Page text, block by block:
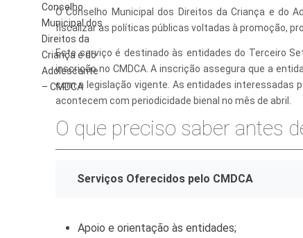
Finanças
Governo
Inclusão
Conselho
Municipal dos
Direitos da
Criança e do
Adolescente
– CMDCA
O Conselho Municipal dos Direitos da Criança e do
fiscalizar as políticas públicas voltadas à promoção,
Este serviço é destinado às entidades do Terceiro
inscrição no CMDCA. A inscrição assegura que a
com a legislação vigente. As entidades interessadas
acontecem com periodicidade bienal no mês de abril.
O que preciso saber antes
Serviços Oferecidos pelo CMDCA
Apoio e orientação às entidades;